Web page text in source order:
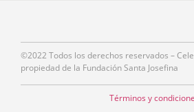
©2022 Todos los derechos reservados –
propiedad de la Fundación Santa Josefina
Términos y